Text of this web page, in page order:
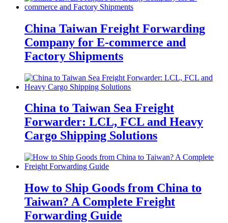
China Taiwan Freight Forwarding
Company for E-commerce and
Factory Shipments
China to Taiwan Sea Freight
Forwarder: LCL, FCL and Heavy
Cargo Shipping Solutions
How to Ship Goods from China to
Taiwan? A Complete Freight
Forwarding Guide